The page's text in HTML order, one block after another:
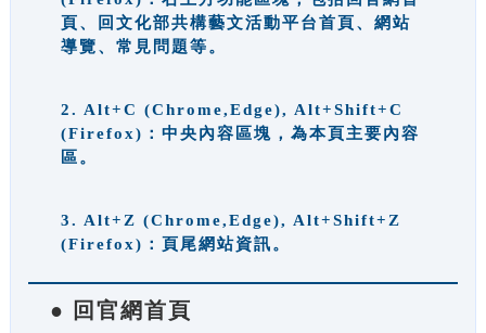
頁、回文化部共構藝文活動平台首頁、網站
導覽、常見問題等。
2. Alt+C (Chrome,Edge), Alt+Shift+C
(Firefox)：中央內容區塊，為本頁主要內容
區。
3. Alt+Z (Chrome,Edge), Alt+Shift+Z
(Firefox)：頁尾網站資訊。
● 回官網首頁